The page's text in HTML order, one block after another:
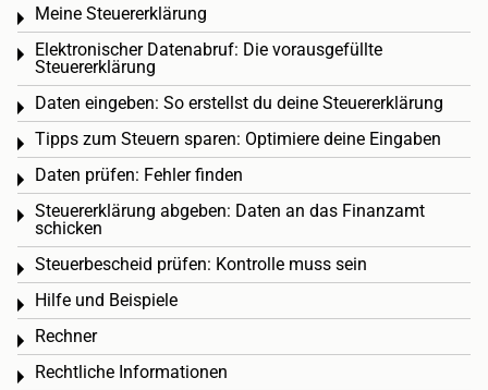
Meine Steuererklärung
Toggle menu
Elektronischer Datenabruf: Die vorausgefüllte
Steuererklärung
Toggle menu
Daten eingeben: So erstellst du deine Steuererklärung
Toggle menu
Tipps zum Steuern sparen: Optimiere deine Eingaben
Toggle menu
Daten prüfen: Fehler finden
Toggle menu
Steuererklärung abgeben: Daten an das Finanzamt
schicken
Toggle menu
Steuerbescheid prüfen: Kontrolle muss sein
Toggle menu
Hilfe und Beispiele
Toggle menu
Rechner
Toggle menu
Rechtliche Informationen
Toggle menu